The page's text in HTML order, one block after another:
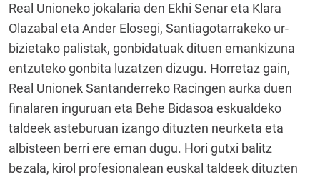
Real Unioneko jokalaria den Ekhi Senar eta Klara
Olazabal eta Ander Elosegi, Santiagotarrakeko ur-
bizietako palistak, gonbidatuak dituen emankizuna
entzuteko gonbita luzatzen dizugu. Horretaz gain,
Real Unionek Santanderreko Racingen aurka duen
finalaren inguruan eta Behe Bidasoa eskualdeko
taldeek asteburuan izango dituzten neurketa eta
albisteen berri ere eman dugu. Hori gutxi balitz
bezala, kirol profesionalean euskal taldeek dituzten